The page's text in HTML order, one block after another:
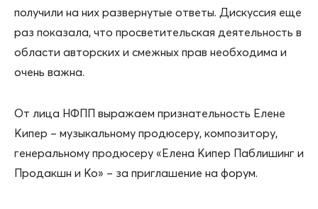
получили на них развернутые ответы. Дискуссия еще
раз показала, что просветительская деятельность в
области авторских и смежных прав необходима и
очень важна.
От лица НФПП выражаем признательность Елене
Кипер – музыкальному продюсеру, композитору,
генеральному продюсеру «Елена Кипер Паблишинг и
Продакшн и Ко» – за приглашение на форум.